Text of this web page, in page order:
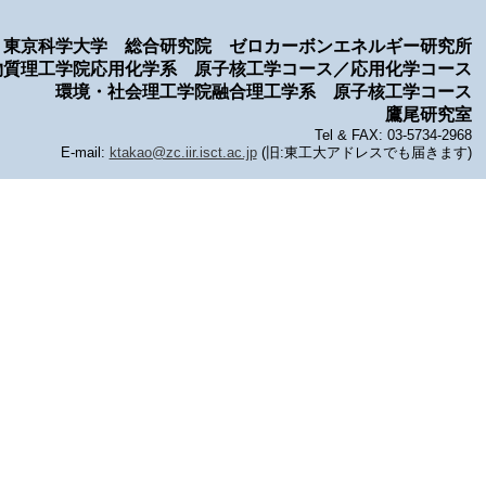
東京科学大学 総合研究院 ゼロカーボンエネルギー研究所
質理工学院応用化学系 原子核工学コース／応用化学コース
環境・社会理工学院融合理工学系 原子核工学コース
鷹尾研究室
Tel & FAX: 03-5734-2968
E-mail: ktakao@zc.iir.isct.ac.jp(旧:東工大アドレスでも届きます)